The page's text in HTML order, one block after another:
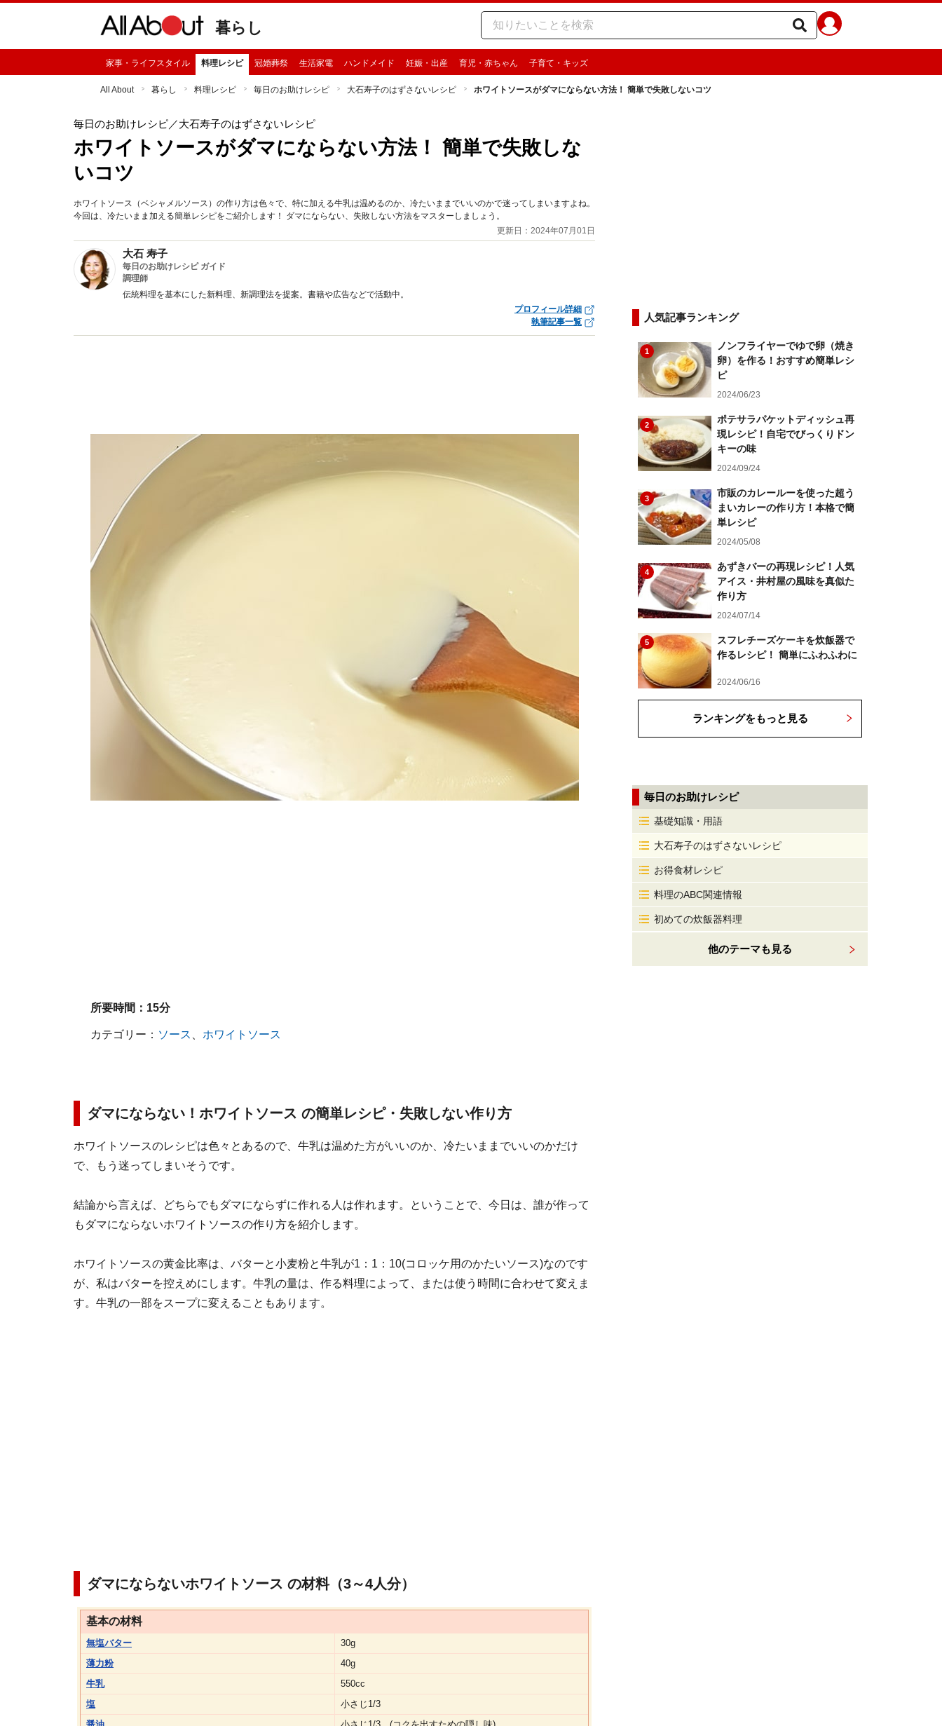
暮らし
家事・ライフスタイル 料理レシピ 冠婚葬祭 生活家電 ハンドメイド 妊娠・出産 育児・赤ちゃん 子育て・キッズ
All About 暮らし 料理レシピ 毎日のお助けレシピ 大石寿子のはずさないレシピ ホワイトソースがダマにならない方法！ 簡単で失敗しないコツ
毎日のお助けレシピ／大石寿子のはずさないレシピ
ホワイトソースがダマにならない方法！ 簡単で失敗しな
いコツ
ホワイトソース（ベシャメルソース）の作り方は色々で、特に加える牛乳は温めるのか、冷たいままでいいのかで迷ってしまいますよね。
今回は、冷たいまま加える簡単レシピをご紹介します！ ダマにならない、失敗しない方法をマスターしましょう。
更新日：2024年07月01日
大石 寿子
毎日のお助けレシピ ガイド
調理師
伝統料理を基本にした新料理、新調理法を提案。書籍や広告などで活動中。
プロフィール詳細
執筆記事一覧
所要時間： 15分
カテゴリー： ソース ホワイトソース
ダマにならない！ホワイトソース の簡単レシピ・失敗しない作り方
ホワイトソースのレシピは色々とあるので、牛乳は温めた方がいいのか、冷たいままでいいのかだけ
で、もう迷ってしまいそうです。
結論から言えば、どちらでもダマにならずに作れる人は作れます。ということで、今日は、誰が作って
もダマにならないホワイトソースの作り方を紹介します。
ホワイトソースの黄金比率は、バターと小麦粉と牛乳が1：1：10(コロッケ用のかたいソース)なのです
が、私はバターを控えめにします。牛乳の量は、作る料理によって、または使う時間に合わせて変えま
す。牛乳の一部をスープに変えることもあります。
ダマにならないホワイトソース の材料（3～4人分）
基本の材料
無塩バター
30g
薄力粉
40g
牛乳
550cc
塩
小さじ1/3
人気記事ランキング
1
ノンフライヤーでゆで卵（焼き
卵）を作る！おすすめ簡単レシ
ピ
2024/06/23
2
ポテサラパケットディッシュ再
現レシピ！自宅でびっくりドン
キーの味
2024/09/24
3
市販のカレールーを使った超う
まいカレーの作り方！本格で簡
単レシピ
2024/05/08
4
あずきバーの再現レシピ！人気
アイス・井村屋の風味を真似た
作り方
2024/07/14
5
スフレチーズケーキを炊飯器で
作るレシピ！ 簡単にふわふわに
2024/06/16
ランキングをもっと見る
毎日のお助けレシピ
基礎知識・用語
大石寿子のはずさないレシピ
お得食材レシピ
料理のABC関連情報
初めての炊飯器料理
他のテーマも見る